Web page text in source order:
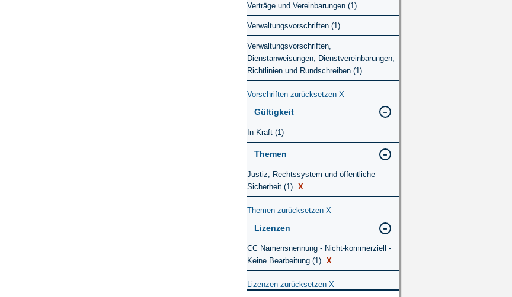
Verträge und Vereinbarungen (1)
Verwaltungsvorschriften (1)
Verwaltungsvorschriften,
Dienstanweisungen, Dienstvereinbarungen,
Richtlinien und Rundschreiben (1)
Vorschriften zurücksetzen X
Gültigkeit
In Kraft (1)
Themen
Justiz, Rechtssystem und öffentliche
Sicherheit (1) X
Themen zurücksetzen X
Lizenzen
CC Namensnennung - Nicht-kommerziell -
Keine Bearbeitung (1) X
Lizenzen zurücksetzen X